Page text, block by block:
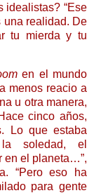
idealistas? “Ese
una realidad. De
tu mierda y tu
en el mundo
menos reacio a
u otra manera,
cinco años,
Lo que estaba
soledad, el
en el planeta…”,
“Pero eso ha
para gente